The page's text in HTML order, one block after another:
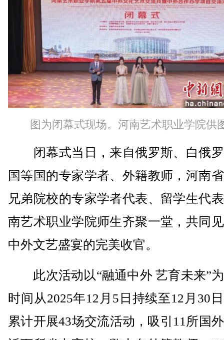
图为闭幕式现场。河南艺术职业学院供
闭幕式当日，来自俄罗斯、白俄
国等国的专家学者、外籍教师，河南
兄弟院校的专家学者代表、留学生代
南艺术职业学院师生齐聚一堂，共同
中外文艺盛宴的完美收官。
此次活动以“融通中外 艺育未来”
时间从2025年12月5日持续至12月30
累计开展43场交流活动，吸引11所国